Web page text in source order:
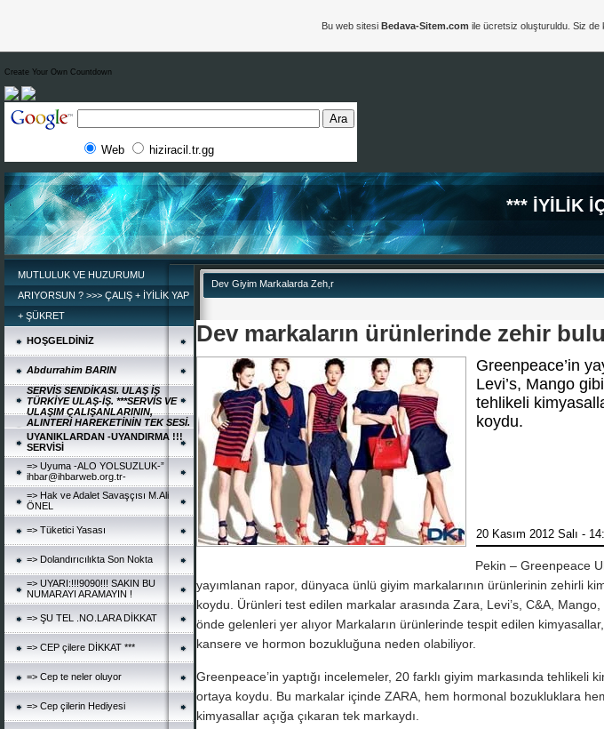
Create Your Own Countdown
Web hiziracil.tr.gg
*** İYİLİK
MUTLULUK VE HUZURUMU
ARIYORSUN ? >>> ÇALIŞ + İYİLİK YAP
+ ŞÜKRET
HOŞGELDİNİZ
Abdurrahim BARIN
SERVİS SENDİKASI. ULAŞ İŞ
TÜRKİYE ULAŞ-İŞ. ***SERVİS VE
ULAŞIM ÇALIŞANLARININ,
ALINTERİ HAREKETİNİN TEK SESİ.
UYANIKLARDAN -UYANDIRMA !!!
SERVİSİ
=> Uyuma -ALO YOLSUZLUK-”
ihbar@ihbarweb.org.tr-
=> Hak ve Adalet Savaşçısı M.Ali
ÖNEL
=> Tüketici Yasası
=> Dolandırıcılıkta Son Nokta
=> UYARI:!!!9090!!! SAKIN BU
NUMARAYI ARAMAYIN !
=> ŞU TEL .NO.LARA DİKKAT
=> CEP çilere DİKKAT ***
=> Cep te neler oluyor
=> Cep çilerin Hediyesi
Dev Giyim Markalarda Zeh,r
Dev markaların ürünlerinde zehir
Greenpeace’in
Levi’s, Mango
tehlikeli
koydu.
20 Kasım 2012 Salı -
Pekin – Greenpeace
yayımlanan rapor, dünyaca ünlü giyim markalarının ürünlerinin zehirli
koydu. Ürünleri test edilen markalar arasında Zara, Levi’s, C&A,
önde gelenleri yer alıyor Markaların ürünlerinde tespit edilen kimyasallar,
kansere ve hormon bozukluğuna neden olabiliyor.
Greenpeace’in yaptığı incelemeler, 20 farklı giyim markasında tehlikeli
ortaya koydu. Bu markalar içinde ZARA, hem hormonal bozukluklara
kimyasallar açığa çıkaran tek markaydı.
Bu web sitesi Bedava-Sitem.com ile ücretsiz oluşturuldu. Siz de
*